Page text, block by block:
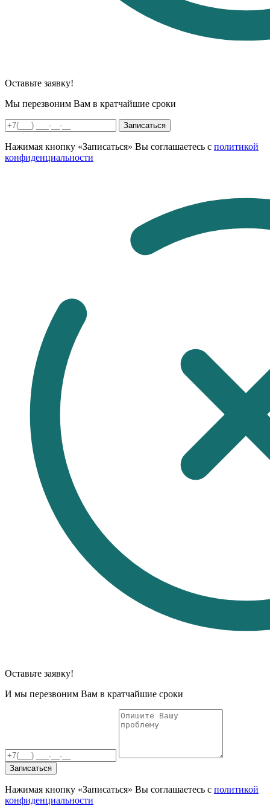
Оставьте заявку!
Мы перезвоним Вам в кратчайшие сроки
Записаться
Нажимая кнопку «Записаться» Вы соглашаетесь с политикой
конфиденциальности
Оставьте заявку!
И мы перезвоним Вам в кратчайшие сроки
Записаться
Нажимая кнопку «Записаться» Вы соглашаетесь с политикой
конфиденциальности